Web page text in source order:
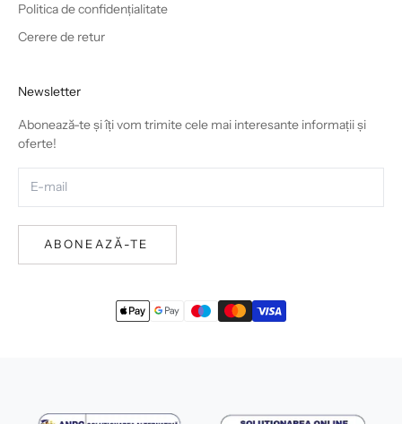
Politica de confidențialitate
Cerere de retur
Newsletter
Abonează-te și îți vom trimite cele mai interesante informații și
oferte!
ABONEAZĂ-TE